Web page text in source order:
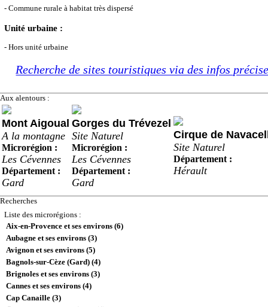
- Commune rurale à habitat très dispersé
Unité urbaine :
- Hors unité urbaine
Recherche de sites touristiques via des infos
Aux alentours :
Mont Aigoual
A la montagne
Microrégion :
Les Cévennes
Département :
Gard
Gorges du Trévezel
Site Naturel
Microrégion :
Les Cévennes
Département :
Gard
Cirque de
Site Naturel
Département :
Hérault
Recherches
Liste des microrégions :
Aix-en-Provence et ses environs (6)
Aubagne et ses environs (3)
Avignon et ses environs (5)
Bagnols-sur-Cèze (Gard) (4)
Brignoles et ses environs (3)
Cannes et ses environs (4)
Cap Canaille (3)